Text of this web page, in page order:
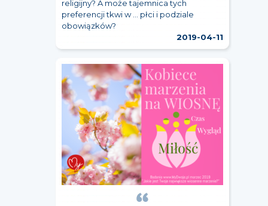
religijny? A może tajemnica tych
preferencji tkwi w ... płci i podziale
obowiązków?
2019-04-11